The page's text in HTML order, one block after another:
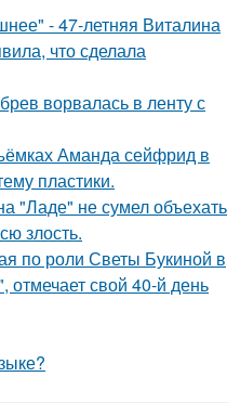
- 47-летняя Виталина
что сделала
ворвалась в ленту с
Аманда сейфрид в
пластики.
"Ладе" не сумел объехать
злость.
по роли Светы Букиной в
свой 40-й день